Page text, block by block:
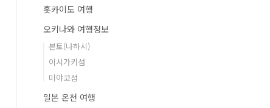
홋카이도 여행
오키나와 여행정보
본토(나하시)
이시가키섬
미야코섬
일본 온천 여행